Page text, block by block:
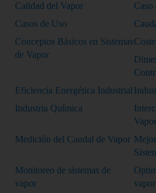
Calidad del Vapor
Caso
Casos de Uso
Conceptos Básicos en Sistemas
de Vapor
Eficiencia Energética Industrial
Industria Química
Vapor
Medición del Caudal de Vapor
Monitoreo de sistemas de
vapor
vapor